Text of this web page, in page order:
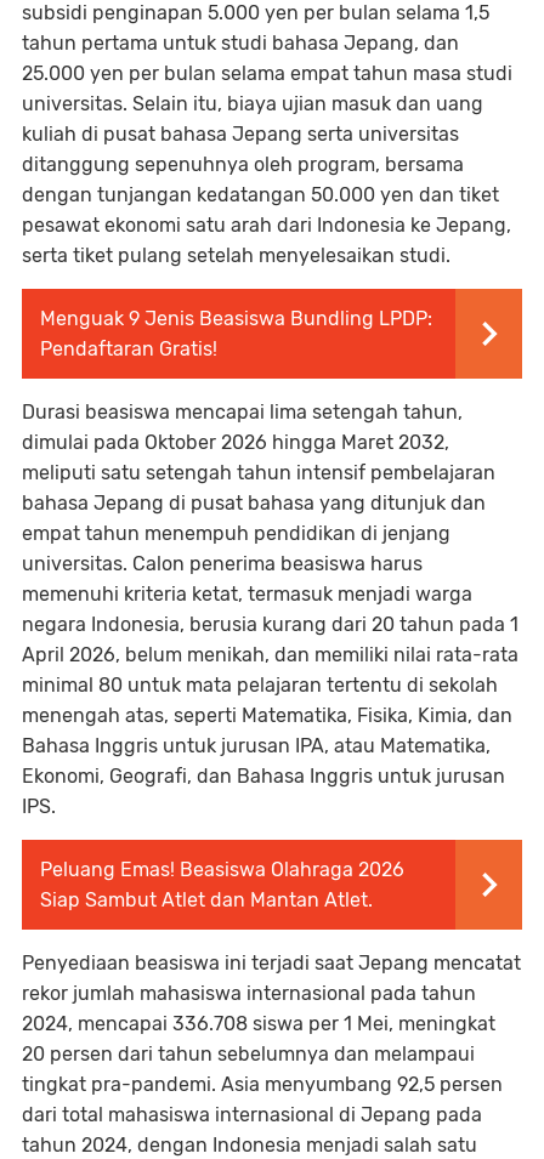
subsidi penginapan 5.000 yen per bulan selama 1,5
tahun pertama untuk studi bahasa Jepang, dan
25.000 yen per bulan selama empat tahun masa studi
universitas. Selain itu, biaya ujian masuk dan uang
kuliah di pusat bahasa Jepang serta universitas
ditanggung sepenuhnya oleh program, bersama
dengan tunjangan kedatangan 50.000 yen dan tiket
pesawat ekonomi satu arah dari Indonesia ke Jepang,
serta tiket pulang setelah menyelesaikan studi.
Menguak 9 Jenis Beasiswa Bundling LPDP:
Pendaftaran Gratis!
Durasi beasiswa mencapai lima setengah tahun,
dimulai pada Oktober 2026 hingga Maret 2032,
meliputi satu setengah tahun intensif pembelajaran
bahasa Jepang di pusat bahasa yang ditunjuk dan
empat tahun menempuh pendidikan di jenjang
universitas. Calon penerima beasiswa harus
memenuhi kriteria ketat, termasuk menjadi warga
negara Indonesia, berusia kurang dari 20 tahun pada 1
April 2026, belum menikah, dan memiliki nilai rata-rata
minimal 80 untuk mata pelajaran tertentu di sekolah
menengah atas, seperti Matematika, Fisika, Kimia, dan
Bahasa Inggris untuk jurusan IPA, atau Matematika,
Ekonomi, Geografi, dan Bahasa Inggris untuk jurusan
IPS.
Peluang Emas! Beasiswa Olahraga 2026
Siap Sambut Atlet dan Mantan Atlet.
Penyediaan beasiswa ini terjadi saat Jepang mencatat
rekor jumlah mahasiswa internasional pada tahun
2024, mencapai 336.708 siswa per 1 Mei, meningkat
20 persen dari tahun sebelumnya dan melampaui
tingkat pra-pandemi. Asia menyumbang 92,5 persen
dari total mahasiswa internasional di Jepang pada
tahun 2024, dengan Indonesia menjadi salah satu